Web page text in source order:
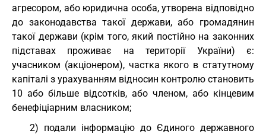
агресором, або юридична особа, утворена відповідно
до законодавства такої держави, або громадянин
такої держави (крім того, який постійно на законних
підставах проживає на території України) є:
учасником (акціонером), частка якого в статутному
капіталі з урахуванням відносин контролю становить
10 або більше відсотків, або членом, або кінцевим
бенефіціарним власником;
2) подали інформацію до Єдиного державного